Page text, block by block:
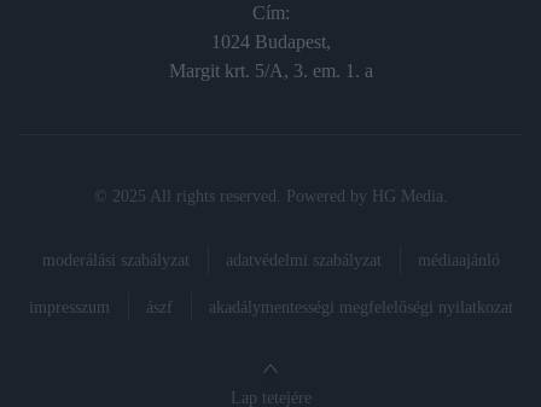
Cím:
1024 Budapest,
Margit krt. 5/A, 3. em. 1. a
© 2025 All rights reserved. Powered by HG Media
moderálási szabályzat adatvédelmi szabályzat médiaajánló
impresszum ászf akadálymentességi megfelelőségi nyilatkozat
Lap tetejére